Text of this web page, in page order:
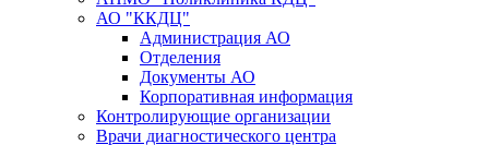
АО "ККДЦ"
Администрация АО
Отделения
Документы АО
Корпоративная информация
Контролирующие организации
Врачи диагностического центра